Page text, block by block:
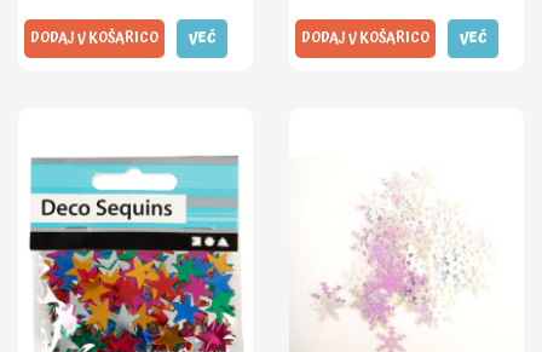
DODAJ V KOŠARICO VEČ DODAJ V KOŠARICO VEČ